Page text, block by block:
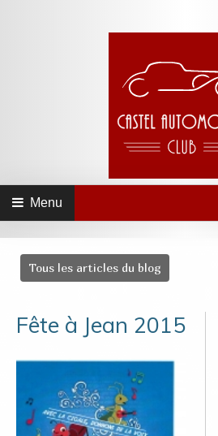
Menu
Tous les articles du blog
Fête à Jean 2015